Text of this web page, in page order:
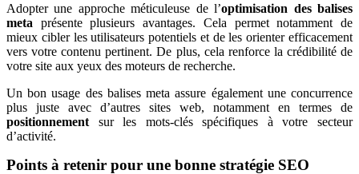
Adopter une approche méticuleuse de l’optimisation des balises
meta présente plusieurs avantages. Cela permet notamment de
mieux cibler les utilisateurs potentiels et de les orienter efficacement
vers votre contenu pertinent. De plus, cela renforce la crédibilité de
votre site aux yeux des moteurs de recherche.
Un bon usage des balises meta assure également une concurrence
plus juste avec d’autres sites web, notamment en termes de
positionnement sur les mots-clés spécifiques à votre secteur
d’activité.
Points à retenir pour une bonne stratégie SEO